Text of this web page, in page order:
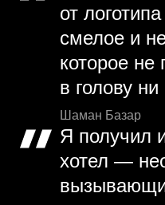
от
смелое и
которое
в голову
Шаман Базар
Я получил
хотел —